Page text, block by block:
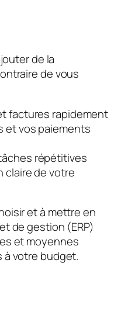
de la
de vous
factures rapidement
et vos paiements
répétitives
claire de votre
et à mettre en
de gestion (ERP)
et moyennes
votre budget.